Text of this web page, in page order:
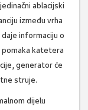
ablacijski
između vrha
informaciju o
pomaka katetera
generator će
struje.
dijelu